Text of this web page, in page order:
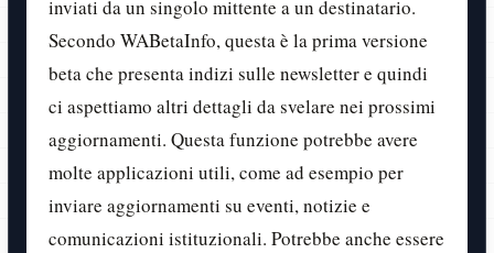
inviati da un singolo mittente a un destinatario.
Secondo WABetaInfo, questa è la prima versione
beta che presenta indizi sulle newsletter e quindi
ci aspettiamo altri dettagli da svelare nei prossimi
aggiornamenti. Questa funzione potrebbe avere
molte applicazioni utili, come ad esempio per
inviare aggiornamenti su eventi, notizie e
comunicazioni istituzionali. Potrebbe anche essere